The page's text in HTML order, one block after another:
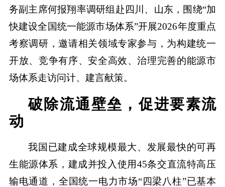
务副主席何报翔率调研组赴四川、山东，围绕“加
快建设全国统一能源市场体系”开展2026年度重点
考察调研，邀请相关领域专家参与，为构建统一
开放、竞争有序、安全高效、治理完善的能源市
场体系走访问计、建言献策。
破除流通壁垒，促进要素流
动
我国已建成全球规模最大、发展最快的可再
生能源体系，建成并投入使用45条交直流特高压
输电通道，全国统一电力市场“四梁八柱”已基本